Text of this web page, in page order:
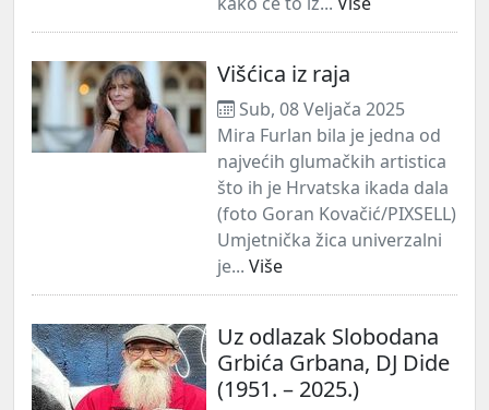
Višćica iz raja
Sub, 08 Veljača 2025
Mira Furlan bila je jedna od
najvećih glumačkih artistica
što ih je Hrvatska ikada dala
(foto Goran Kovačić/PIXSELL)
Umjetnička žica univerzalni
je... Više
Uz odlazak Slobodana
Grbića Grbana, DJ Dide
(1951. – 2025.)